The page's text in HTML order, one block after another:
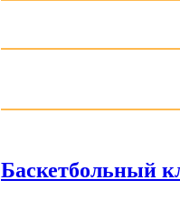
Баскетбольный